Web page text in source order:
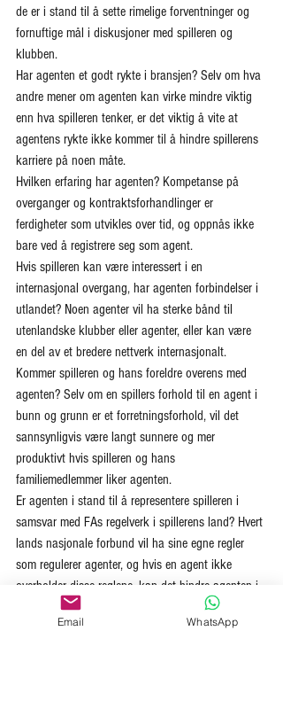
de er i stand til å sette rimelige forventninger og
fornuftige mål i diskusjoner med spilleren og
klubben.
Har agenten et godt rykte i bransjen? Selv om hva
andre mener om agenten kan virke mindre viktig
enn hva spilleren tenker, er det viktig å vite at
agentens rykte ikke kommer til å hindre spillerens
karriere på noen måte.
Hvilken erfaring har agenten? Kompetanse på
overganger og kontraktsforhandlinger er
ferdigheter som utvikles over tid, og oppnås ikke
bare ved å registrere seg som agent.
Hvis spilleren kan være interessert i en
internasjonal overgang, har agenten forbindelser i
utlandet? Noen agenter vil ha sterke bånd til
utenlandske klubber eller agenter, eller kan være
en del av et bredere nettverk internasjonalt.
Kommer spilleren og hans foreldre overens med
agenten? Selv om en spillers forhold til en agent i
bunn og grunn er et forretningsforhold, vil det
sannsynligvis være langt sunnere og mer
produktivt hvis spilleren og hans
familiemedlemmer liker agenten.
Er agenten i stand til å representere spilleren i
samsvar med FAs regelverk i spillerens land? Hvert
lands nasjonale forbund vil ha sine egne regler
som regulerer agenter, og hvis en agent ikke
overholder disse reglene, kan det hindre agenten i
å tilby de fulle representasjonstjenestene spilleren
forventer, og i verste fall at spilleren blir
Email WhatsApp